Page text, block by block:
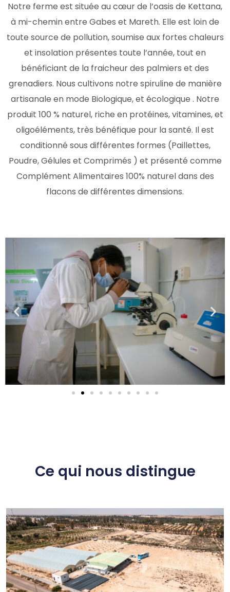
Notre ferme est située au cœur de l’oasis de Kettana,
à mi-chemin entre Gabes et Mareth. Elle est loin de
toute source de pollution, soumise aux fortes chaleurs
et insolation présentes toute l’année, tout en
bénéficiant de la fraicheur des palmiers et des
grenadiers. Nous cultivons notre spiruline de manière
artisanale en mode Biologique, et écologique . Notre
produit 100 % naturel, riche en protéines, vitamines, et
oligoéléments, très bénéfique pour la santé. Il est
conditionné sous différentes formes (Paillettes,
Poudre, Gélules et Comprimés ) et présenté comme
Complément Alimentaires 100% naturel dans des
flacons de différentes dimensions.
Ce qui nous distingue